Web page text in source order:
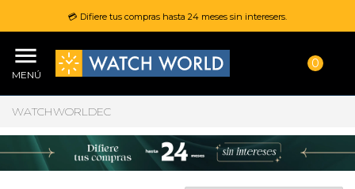
💳 Difiere tus compras hasta 24 meses sin interesers.
MENÚ
0
WATCHWORLDEC